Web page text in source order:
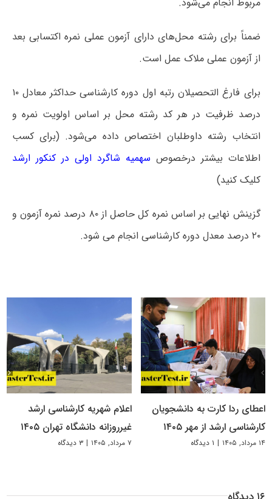
ضمناً برای رشته محل‌های دارای آزمون عملی نمره اکتسابی بعد
از آزمون عملی ملاک عمل است.
برای فارغ التحصیلان رتبه اول دوره کارشناسی حداکثر معادل ۱۰
درصد ظرفیت در هر کد رشته محل بر اساس اولویت نمره و
انتخاب رشته داوطلبان اختصاص داده می‌شود. (برای کسب
اطلاعات بیشتر درخصوص سهمیه شاگرد اولی در کنکور ارشد
کلیک کنید)
گزینش نهایی بر اساس نمره کل حاصل از ۸۰ درصد نمره آزمون و
۲۰ درصد معدل دوره کارشناسی انجام می شود.
اعطای ردا کارت به دانشجویان
کارشناسی ارشد از مهر ۱۴۰۵
۱۴ مرداد, ۱۴۰۵ | ۱ دیدگاه
اعلام شهریه کارشناسی ارشد
غیرروزانه دانشگاه تهران ۱۴۰۵
۷ مرداد, ۱۴۰۵ | ۳ دیدگاه